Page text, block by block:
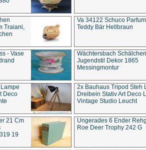
Traiani,
Va 34122 Schuco
Teddy Bär Hellbraun
- Vase
Wächtersbach Schälchen
Jugendstil Dekor 1865
Messingmontur
Deco
2x Bauhaus Tripod Steh
Dreibein Stativ Art Deco
Vintage Studio Leucht
21 Cm
19
Ungerades 6 Ender
Roe Deer Trophy 242 G